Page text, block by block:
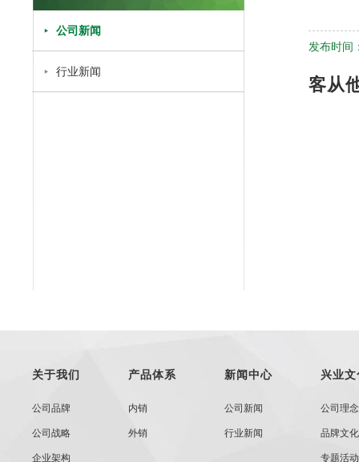
公司新闻
行业新闻
发布时间
客从
关于我们
公司品牌
公司战略
企业架构
产品体系
内销
外销
新闻中心
公司新闻
行业新闻
兴业文
公司理念
品牌文化
专题活动